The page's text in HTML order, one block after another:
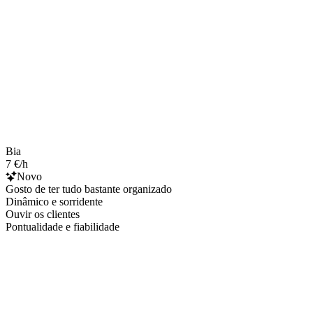
Bia
7 €/h
Novo
Gosto de ter tudo bastante organizado
Dinâmico e sorridente
Ouvir os clientes
Pontualidade e fiabilidade